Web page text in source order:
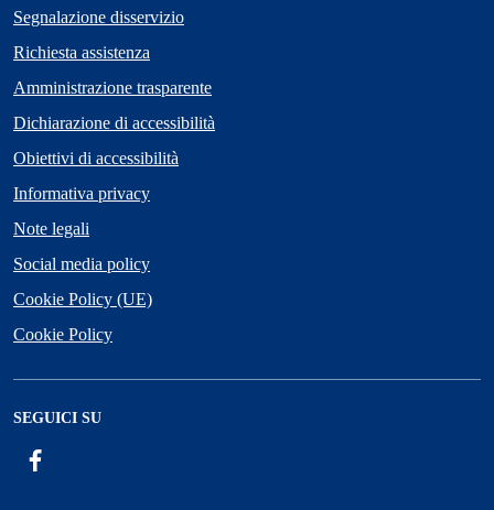
Segnalazione disservizio
Richiesta assistenza
Amministrazione trasparente
Dichiarazione di accessibilità
Obiettivi di accessibilità
Informativa privacy
Note legali
Social media policy
Cookie Policy (UE)
Cookie Policy
SEGUICI SU